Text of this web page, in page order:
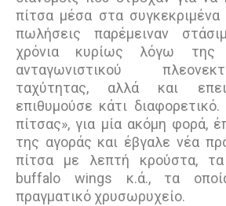
πίτσα µέσα στα συγκεκριµένα
πωλήσεις παρέµειναν
χρόνια κυρίως λόγω της
ανταγωνιστικού
ταχύτητας, αλλά και
επιθυµούσε κάτι
πίτσας», για µία ακόµη φορά,
της αγοράς και έβγαλε νέα
πίτσα µε λεπτή κρούστα,
buffalo wings κ.ά., τα
πραγµατικό χρυσωρυχείο.